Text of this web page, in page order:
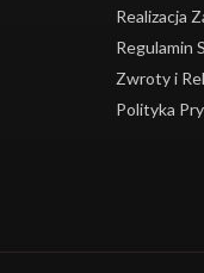
Realizacja
Regulamin
Zwroty i
Polityka